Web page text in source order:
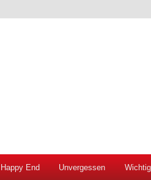
Happy End Unvergessen